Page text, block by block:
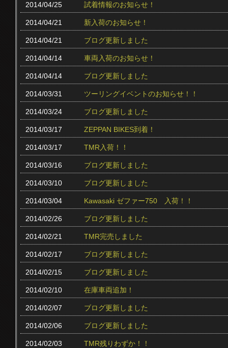
2014/04/25 試着情報のお知らせ！
2014/04/21 新入荷のお知らせ！
2014/04/21 ブログ更新しました
2014/04/14 車両入荷のお知らせ！
2014/04/14 ブログ更新しました
2014/03/31 ツーリングイベントのお知らせ！！
2014/03/24 ブログ更新しました
2014/03/17 ZEPPAN BIKES到着！
2014/03/17 TMR入荷！！
2014/03/16 ブログ更新しました
2014/03/10 ブログ更新しました
2014/03/04 Kawasaki ゼファー750 入荷！！
2014/02/26 ブログ更新しました
2014/02/21 TMR完売しました
2014/02/17 ブログ更新しました
2014/02/15 ブログ更新しました
2014/02/10 在庫車両追加！
2014/02/07 ブログ更新しました
2014/02/06 ブログ更新しました
2014/02/03 TMR残りわずか！！